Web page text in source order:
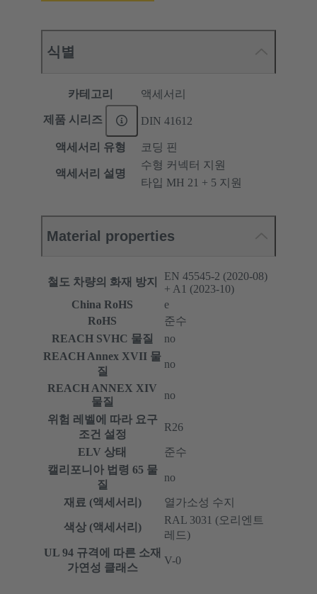
식별
카테고리 액세서리
제품 시리즈 DIN 41612
액세서리 유형 코딩 핀
액세서리 설명
수형 커넥터 지원
타입 MH 21 + 5 지원
Material properties
철도 차량의 화재 방지
EN 45545-2 (2020-08)
+ A1 (2023-10)
China RoHS
e
RoHS
준수
REACH SVHC 물질
no
REACH Annex XVII 물
질
no
REACH ANNEX XIV
물질
no
위험 레벨에 따라 요구
조건 설정
R26
ELV 상태
준수
캘리포니아 법령 65 물
질
no
재료 (액세서리) 열가소성 수지
색상 (액세서리)
RAL 3031 (오리엔트
레드)
UL 94 규격에 따른 소재
가연성 클래스
V-0